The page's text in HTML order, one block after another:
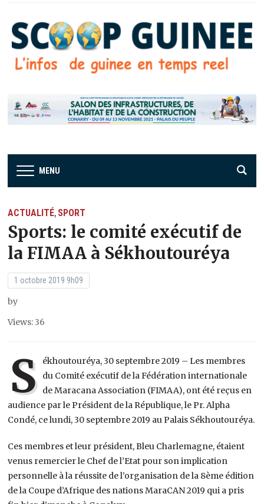
MENU
ACTUALITÉ, SPORT
Sports: le comité exécutif de
la FIMAA à Sékhoutouréya
1 octobre 2019 9h09
by
Views: 36
S ékhoutouréya, 30 septembre 2019 – Les membres
du Comité exécutif de la Fédération internationale
de Maracana Association (FIMAA), ont été reçus en
audience par le Président de la République, le Pr. Alpha
Condé, ce lundi, 30 septembre 2019 au Palais Sékhoutouréya.
Ces membres et leur président, Bleu Charlemagne, étaient
venus remercier le Chef de l’Etat pour son implication
personnelle à la réussite de l’organisation de la 8ème édition
de la Coupe d’Afrique des nations MaraCAN 2019 qui a pris